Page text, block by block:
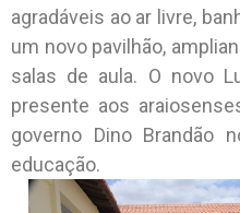
agradáveis ao ar livre,
um novo pavilhão,
salas de aula. O novo
presente aos
governo Dino Brandão
educação.